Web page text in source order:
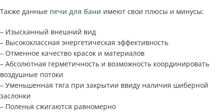
Также данные печи для бани имеют свои плюсы и минусы:
– Изысканный внешний вид
– Высококлассная энергетическая эффективность
– Отменное качество красок и материалов
– Абсолютная герметичность и возможность координировать
воздушные потоки
– Уменьшенная тяга при закрытии ввиду наличия шиберной
заслонки
– Поленья сжигаются равномерно